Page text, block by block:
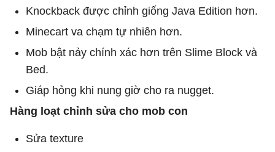
Knockback được chỉnh giống Java Edition hơn.
Minecart va chạm tự nhiên hơn.
Mob bật nảy chính xác hơn trên Slime Block và
Bed.
Giáp hỏng khi nung giờ cho ra nugget.
Hàng loạt chỉnh sửa cho mob con
Sửa texture